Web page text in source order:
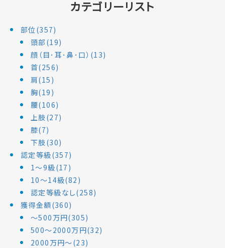
カテゴリーリスト
部位(357)
頭部(19)
顔（目･耳･鼻･口）(13)
首(256)
肩(15)
胸(19)
腰(106)
上肢(27)
膝(7)
下肢(30)
認定等級(357)
1～9級(17)
10～14級(82)
認定等級なし(258)
獲得金額(360)
～500万円(305)
500～2000万円(32)
2000万円～(23)